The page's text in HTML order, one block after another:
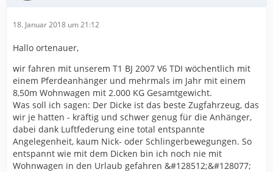
18. Januar 2018 um 21:12
Hallo ortenauer,
wir fahren mit unserem T1 BJ 2007 V6 TDI wöchentlich mit
einem Pferdeanhänger und mehrmals im Jahr mit einem
8,50m Wohnwagen mit 2.000 KG Gesamtgewicht.
Was soll ich sagen: Der Dicke ist das beste Zugfahrzeug, das
wir je hatten - kräftig und schwer genug für die Anhänger,
dabei dank Luftfederung eine total entspannte
Angelegenheit, kaum Nick- oder Schlingerbewegungen. So
entspannt wie mit dem Dicken bin ich noch nie mit
Wohnwagen in den Urlaub gefahren &#128512;&#128077;